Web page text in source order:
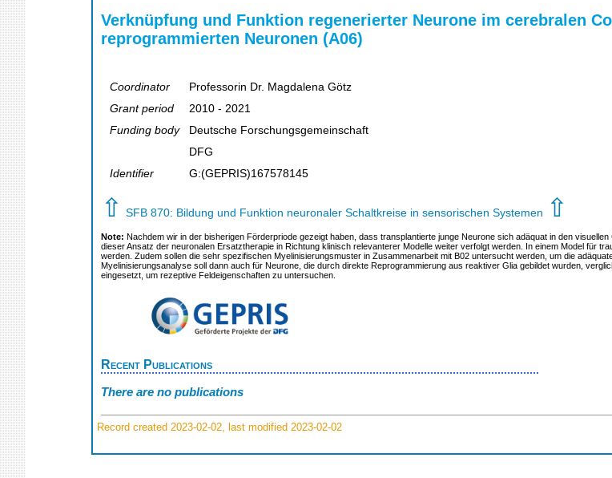
Verknüpfung und Funktion regenerierter Neurone im cerebralen
reprogrammierten Neuronen (A06)
Coordinator
Professorin Dr. Magdalena Götz
Grant period
2010 - 2021
Funding body
Deutsche Forschungsgemeinschaft
DFG
Identifier
G:(GEPRIS)167578145
⇧ SFB 870: Bildung und Funktion neuronaler Schaltkreise in sensorischen Systemen ⇧
Note: Nachdem wir in der bisherigen Förderpriode gezeigt haben, dass transplantierte junge Neurone sich adäquat in den
dieser Ansatz der neuronalen Ersatztherapie in Richtung klinisch relevanterer Modelle weiter verfolgt werden. In einem Model für
werden. Zudem sollen die sehr spezifischen Myelinisierungsmuster in Zusammenarbeit mit B02 untersucht werden, um die
Myelinisierungsanalyse soll dann auch für Neurone, die durch direkte Reprogrammierung aus reaktiver Glia gebildet wurden,
eingesetzt, um rezeptive Feldeigenschaften zu untersuchen.
Recent Publications
There are no publications
Record created 2023-02-02, last modified 2023-02-02